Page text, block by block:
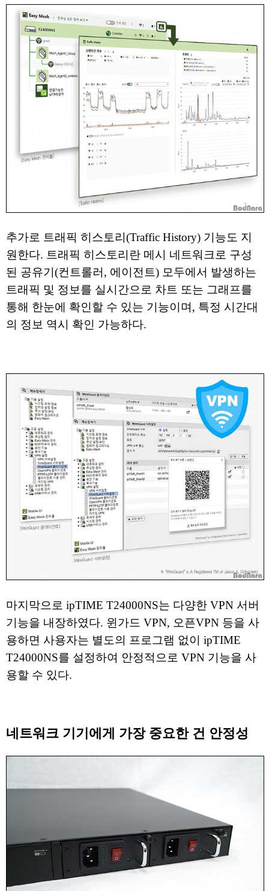
추가로 트래픽 히스토리(Traffic History) 기능도 지
원한다. 트래픽 히스토리란 메시 네트워크로 구성
된 공유기(컨트롤러, 에이전트) 모두에서 발생하는
트래픽 및 정보를 실시간으로 차트 또는 그래프를
통해 한눈에 확인할 수 있는 기능이며, 특정 시간대
의 정보 역시 확인 가능하다.
마지막으로 ipTIME T24000NS는 다양한 VPN 서버
기능을 내장하였다. 윈가드 VPN, 오픈VPN 등을 사
용하면 사용자는 별도의 프로그램 없이 ipTIME
T24000NS를 설정하여 안정적으로 VPN 기능을 사
용할 수 있다.
네트워크 기기에게 가장 중요한 건 안정성